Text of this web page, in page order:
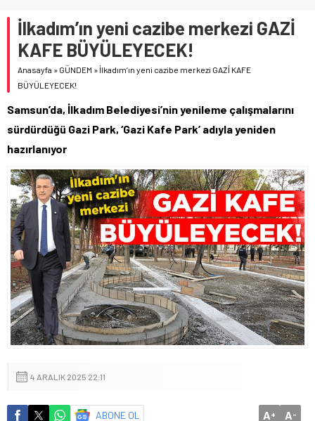
İlkadım’ın yeni cazibe merkezi GAZİ
KAFE BÜYÜLEYECEK!
Anasayfa » GÜNDEM » İlkadım’ın yeni cazibe merkezi GAZİ KAFE
BÜYÜLEYECEK!
Samsun’da, İlkadım Belediyesi’nin yenileme çalışmalarını
sürdürdüğü Gazi Park, ‘Gazi Kafe Park’ adıyla yeniden
hazırlanıyor
4 ARALIK 2025 22:11
ABONE OL A+ A-